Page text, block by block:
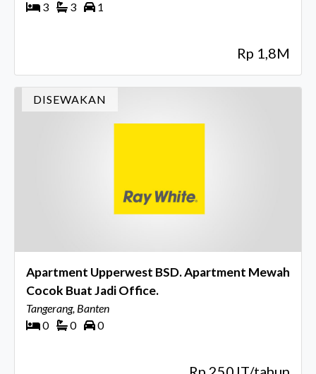
3 3 1
Rp 1,8M
DISEWAKAN
Apartment Upperwest BSD. Apartment Mewah
Cocok Buat Jadi Office.
Tangerang, Banten
0
0 0